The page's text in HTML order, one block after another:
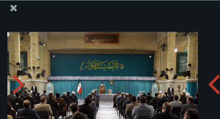
บรรดานักขับลำนำอะฮ์ลุลบัยต์ เข้าพบท่านผู้นำสูงสุดการ
ปฏิวัติอิสลาม
อัพโหลดอัลบั่ม: